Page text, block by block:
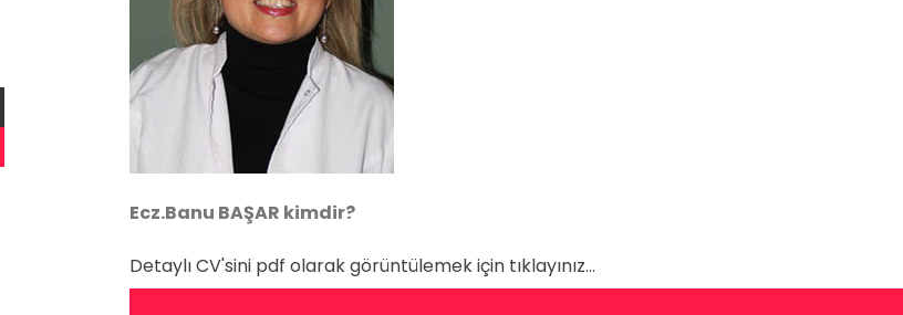
Ecz.Banu BAŞAR kimdir?
Detaylı CV'sini pdf olarak görüntülemek için tıklayınız...